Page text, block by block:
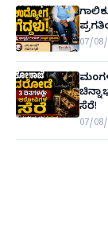
07/
ಸೆರೆ!
07/